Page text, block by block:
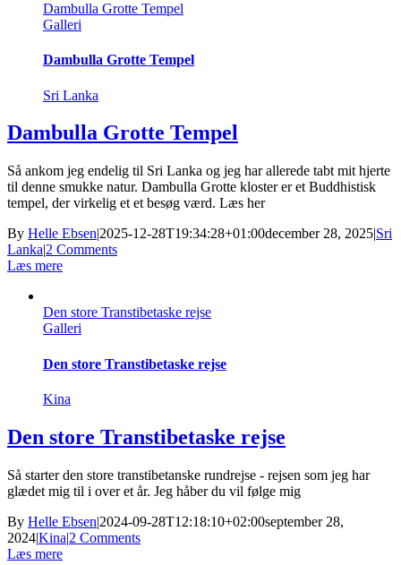
Dambulla Grotte Tempel
Galleri
Dambulla Grotte Tempel
Sri Lanka
Dambulla Grotte Tempel
Så ankom jeg endelig til Sri Lanka og jeg har allerede tabt mit hjerte
til denne smukke natur. Dambulla Grotte kloster er et Buddhistisk
tempel, der virkelig et et besøg værd. Læs her
By Helle Ebsen|2025-12-28T19:34:28+01:00december 28, 2025|Sri
Lanka|2 Comments
Læs mere
Den store Transtibetaske rejse
Galleri
Den store Transtibetaske rejse
Kina
Den store Transtibetaske rejse
Så starter den store transtibetanske rundrejse - rejsen som jeg har
glædet mig til i over et år. Jeg håber du vil følge mig
By Helle Ebsen|2024-09-28T12:18:10+02:00september 28,
2024|Kina|2 Comments
Læs mere